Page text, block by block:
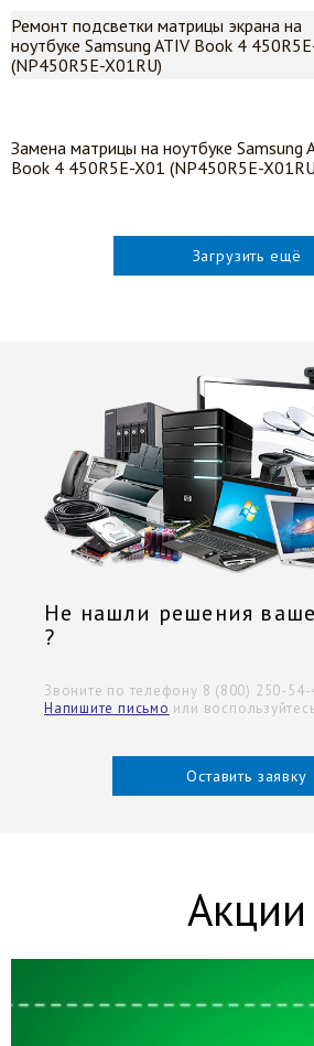
Ремонт подсветки матрицы экрана на
ноутбуке Samsung ATIV Book 4
(NP450R5E-X01RU)
Замена матрицы на ноутбуке Samsung
Book 4 450R5E-X01 (NP450R5E-
Загрузить ещё
Не нашли решения
?
Звоните по телефону 8 (800) 250-54-
Напишите письмо или
Оставить заявку
Акции